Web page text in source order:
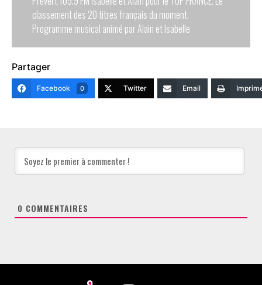
classement des 20 titres français du moment.
Programme musical animé par Alain et Isabelle
Partager
Facebook 0 Twitter Email
0 COMMENTAIRES